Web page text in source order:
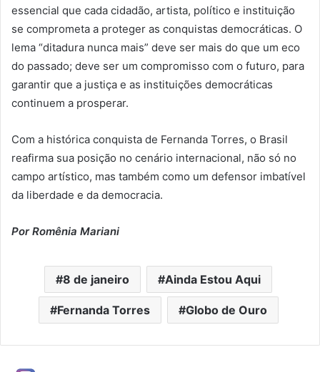
essencial que cada cidadão, artista, político e instituição
se comprometa a proteger as conquistas democráticas. O
lema “ditadura nunca mais” deve ser mais do que um eco
do passado; deve ser um compromisso com o futuro, para
garantir que a justiça e as instituições democráticas
continuem a prosperar.
Com a histórica conquista de Fernanda Torres, o Brasil
reafirma sua posição no cenário internacional, não só no
campo artístico, mas também como um defensor imbatível
da liberdade e da democracia.
Por Romênia Mariani
8 de janeiro Ainda Estou Aqui
Fernanda Torres Globo de Ouro